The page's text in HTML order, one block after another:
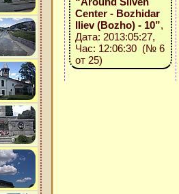
Center - Bozhidar
Iliev (Bozho) - 10”,
Дата: 2013:05:27,
Час: 12:06:30 (№ 6
от 25)